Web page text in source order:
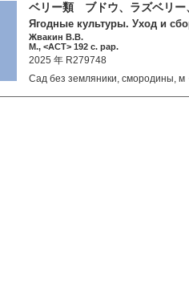
ベリー類 ブドウ、ラズベリ
Ягодные культуры. Уход и
Жвакин В.В.
М., <АСТ> 192 c. pap.
2025 年 R279748
Сад без земляники, смородины, м